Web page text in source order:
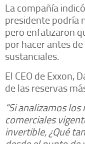
La compañía
presidente podría
pero enfatizaron
por hacer antes
sustanciales.
El CEO de Exxon,
de las reservas
“Si analizamos
comerciales
invertible, ¿Qué